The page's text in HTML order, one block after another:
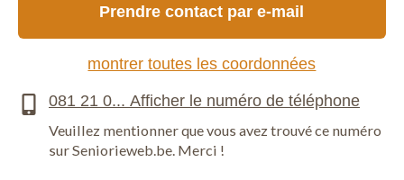
Prendre contact par e-mail
montrer toutes les coordonnées
Veuillez mentionner que vous avez trouvé ce numéro
sur Seniorieweb.be. Merci !